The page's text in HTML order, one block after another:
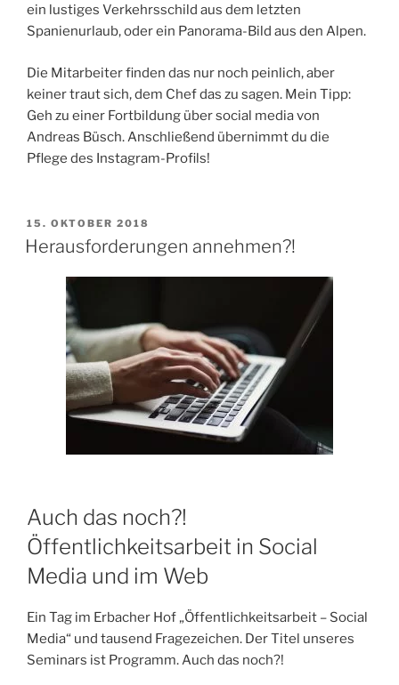
ein lustiges Verkehrsschild aus dem letzten
Spanienurlaub, oder ein Panorama-Bild aus den Alpen.
Die Mitarbeiter finden das nur noch peinlich, aber
keiner traut sich, dem Chef das zu sagen. Mein Tipp:
Geh zu einer Fortbildung über social media von
Andreas Büsch. Anschließend übernimmt du die
Pflege des Instagram-Profils!
VERÖFFENTLICHT
AM
15. OKTOBER 2018
Herausforderungen annehmen?!
Auch das noch?!
Öffentlichkeitsarbeit in Social
Media und im Web
Ein Tag im Erbacher Hof „Öffentlichkeitsarbeit – Social
Media“ und tausend Fragezeichen. Der Titel unseres
Seminars ist Programm. Auch das noch?!